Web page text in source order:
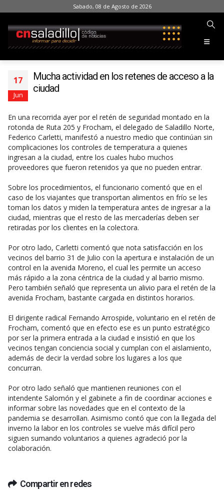
Sabado, 08 de Agosto de 2026
17
Jun
Mucha actividad en los retenes de acceso a la
ciudad
En una recorrida ayer por el retén de seguridad montado en la
rotonda de Ruta 205 y Frocham, el delegado de Saladillo Norte,
Federico Carletti, manifestó a nuestro medio que continúan sin
complicaciones los controles de temperatura a quienes
ingresan a la ciudad, entre los cuales hubo muchos
proveedores que fueron retenidos ya que no pueden entrar.
Sobre los procedimientos, el funcionario comentó que en el
caso de los viajantes que transportan alimentos en frío se les
toman los datos y miden la temperatura antes de ingresar a la
ciudad, mientras que el resto de las mercaderías deben ser
retiradas por los clientes en la colectora.
Por otro lado, Carletti comentó que nota satisfacción en los
vecinos del barrio 31 de Julio con la apertura e instalación de un
control en la avenida Moreno, el cual les permite un acceso
más rápido a la zona céntrica de la ciudad y al barrio mismo.
Pero también señaló que representa un alivio para el retén de la
avenida Frocham, bastante cargada en distintos horarios.
El dirigente radical Fernando Arrospide, voluntario en el retén de
Frocham, comentó que en efecto ese es un punto estratégico
por ser la primera entrada a la ciudad e insistió en que los
vecinos tengan conciencia social y cumplan con el aislamiento,
además de decir la verdad sobre los lugares a los que
concurran.
Por otro lado señaló que mantienen reuniones con el
intendente Salomón y el gabinete a fin de coordinar acciones e
informar sobre las novedades que en el contexto de la
pandemia se desarrollan. Asimismo contó que con la llegada del
inverno la labor en los controles se vuelve más difícil pero
siguen sumando voluntarios a quienes agradeció por la
colaboración.
Compartir en redes